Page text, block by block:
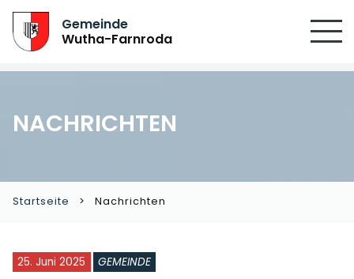
Gemeinde
Wutha-Farnroda
NACHRICHTEN
Startseite Nachrichten
25. Juni 2025 GEMEINDE